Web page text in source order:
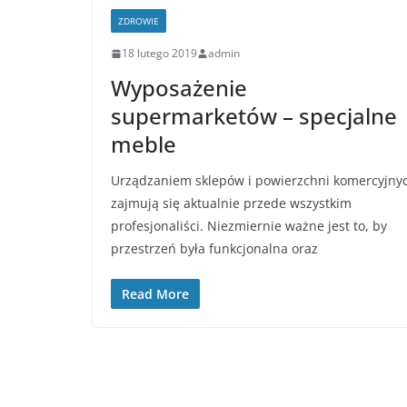
ZDROWIE
18 lutego 2019 admin
Wyposażenie
supermarketów – specjalne
meble
Urządzaniem sklepów i powierzchni
zajmują się aktualnie przede wszystkim
profesjonaliści. Niezmiernie ważne jest to, by
przestrzeń była funkcjonalna oraz
Read More